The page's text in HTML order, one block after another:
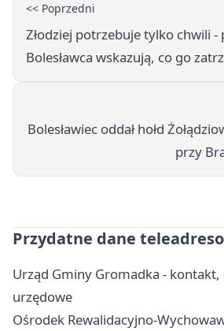
<< Poprzedni
Złodziej potrzebuje tylko chwili -
Bolesławca wskazują, co go
Bolesławiec oddał hołd
przy
Przydatne dane
Urząd Gminy Gromadka -
urzędowe
Ośrodek Rewalidacyjno-